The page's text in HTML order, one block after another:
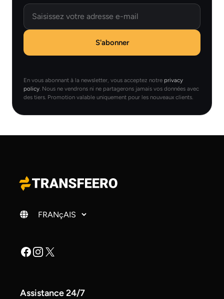
Email
S'abonner
En vous abonnant à la newsletter, vous acceptez notre privacy
policy . Nous ne vendrons ni ne partagerons jamais vos données avec
des tiers. Promotion valable uniquement pour les nouveaux clients.
Changer de langue
Facebook
Instagram
X
Assistance 24/7